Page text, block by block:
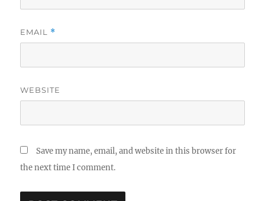
EMAIL *
WEBSITE
Save my name, email, and website in this browser for
the next time I comment.